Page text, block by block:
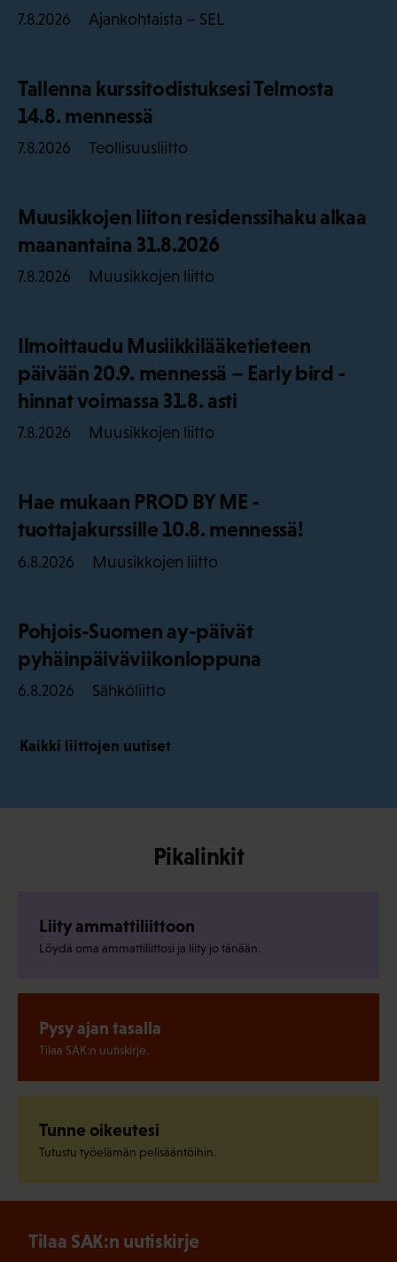
7.8.2026 Ajankohtaista – SEL
Tallenna kurssitodistuksesi Telmosta
14.8. mennessä
7.8.2026 Teollisuusliitto
Muusikkojen liiton residenssihaku alkaa
maanantaina 31.8.2026
7.8.2026 Muusikkojen liitto
Ilmoittaudu Musiikkilääketieteen
päivään 20.9. mennessä – Early bird -
hinnat voimassa 31.8. asti
7.8.2026 Muusikkojen liitto
Hae mukaan PROD BY ME -
tuottajakurssille 10.8. mennessä!
6.8.2026 Muusikkojen liitto
Pohjois-Suomen ay-päivät
pyhäinpäiväviikonloppuna
6.8.2026 Sähköliitto
Kaikki liittojen uutiset
Pikalinkit
Liity ammattiliittoon
Löydä oma ammattiliittosi ja liity jo tänään.
Pysy ajan tasalla
Tilaa SAK:n uutiskirje.
Tunne oikeutesi
Tutustu työelämän pelisääntöihin.
Tilaa SAK:n uutiskirje